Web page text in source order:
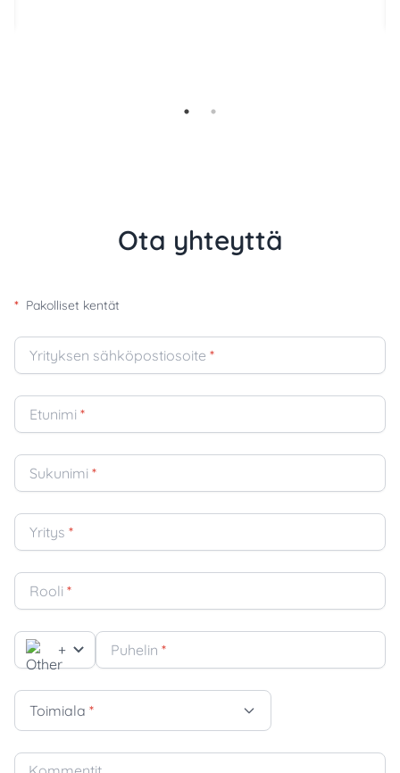
Ota yhteyttä
* Pakolliset kentät
Yrityksen sähköpostiosoite *
Etunimi *
Sukunimi *
Yritys *
Rooli *
+ Puhelin *
Toimiala *